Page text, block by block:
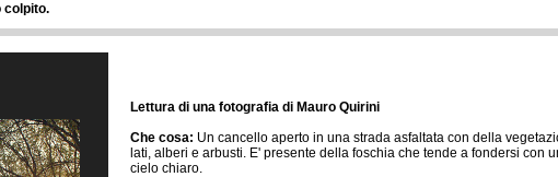
colpito.
Lettura di una fotografia di Mauro Quirini
Che cosa: Un cancello aperto in una strada asfaltata con della
lati, alberi e arbusti. E' presente della foschia che tende a fondersi con
cielo chiaro.